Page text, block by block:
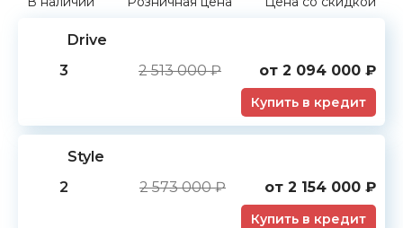
Drive
3
2 513 000 ₽ от 2 094 000 ₽
Купить в кредит
Style
2
2 573 000 ₽ от 2 154 000 ₽
Купить в кредит